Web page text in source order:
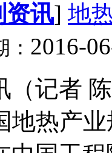
资讯] 地
： 2016-
（记者
地热产